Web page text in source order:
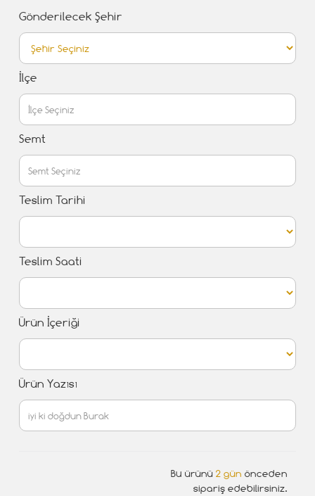
Gönderilecek Şehir
İlçe
Semt
Teslim Tarihi
Teslim Saati
Ürün İçeriği
Ürün Yazısı
Bu ürünü 2 gün önceden
sipariş edebilirsiniz.